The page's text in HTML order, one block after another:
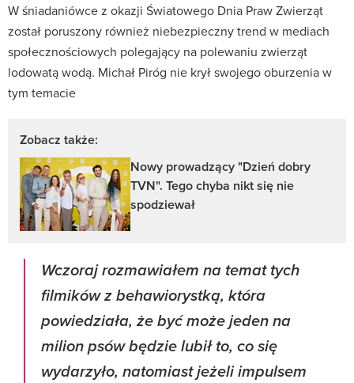
W śniadaniówce z okazji Światowego Dnia Praw Zwierząt
został poruszony również niebezpieczny trend w mediach
społecznościowych polegający na polewaniu zwierząt
lodowatą wodą. Michał Piróg nie krył swojego oburzenia w
tym temacie
Zobacz także:
Nowy prowadzący "Dzień dobry
TVN". Tego chyba nikt się nie
spodziewał
Wczoraj rozmawiałem na temat tych
filmików z behawiorystką, która
powiedziała, że być może jeden na
milion psów będzie lubił to, co się
wydarzyło, natomiast jeżeli impulsem